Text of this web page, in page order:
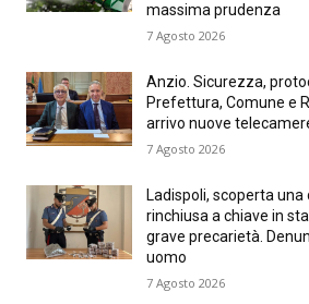
massima prudenza
7 Agosto 2026
Anzio. Sicurezza,
Prefettura, Comune e
arrivo nuove
7 Agosto 2026
Ladispoli, scoperta una
rinchiusa a chiave in
grave precarietà.
uomo
7 Agosto 2026